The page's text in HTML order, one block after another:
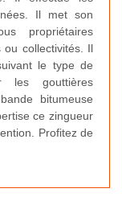
Il met son
propriétaires
ou collectivités. Il
le type de
les gouttières
bitumeuse
ce zingueur
Profitez de